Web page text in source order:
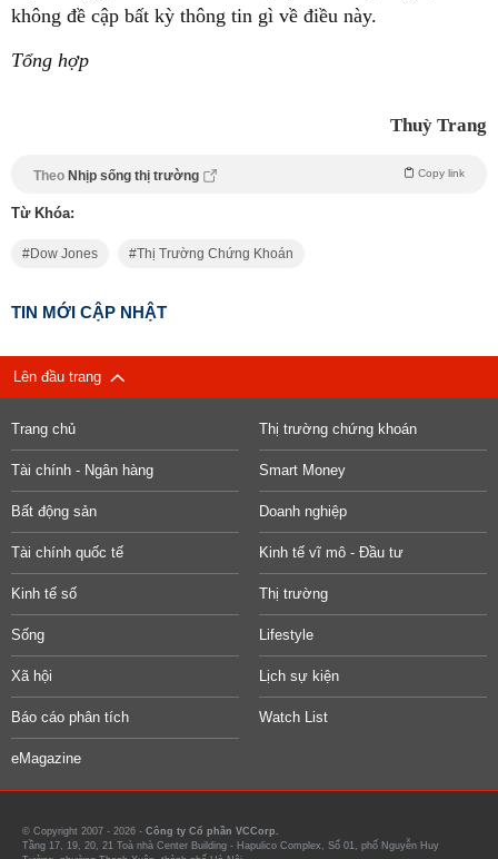
không đề cập bất kỳ thông tin gì về điều này.
Tổng hợp
Thuỳ Trang
Theo Nhịp sống thị trường Copy link
Từ Khóa:
Dow Jones Thị Trường Chứng Khoán
TIN MỚI CẬP NHẬT
Lên đầu trang
Trang chủ Thị trường chứng khoán
Tài chính - Ngân hàng Smart Money
Bất động sản Doanh nghiệp
Tài chính quốc tế Kinh tế vĩ mô - Đầu tư
Kinh tế số Thị trường
Sống Lifestyle
Xã hội Lịch sự kiện
Báo cáo phân tích Watch List
eMagazine
© Copyright 2007 - 2026 - Công ty Cổ phần VCCorp.
Tầng 17, 19, 20, 21 Toà nhà Center Building - Hapulico Complex, Số 01, phố Nguyễn Huy